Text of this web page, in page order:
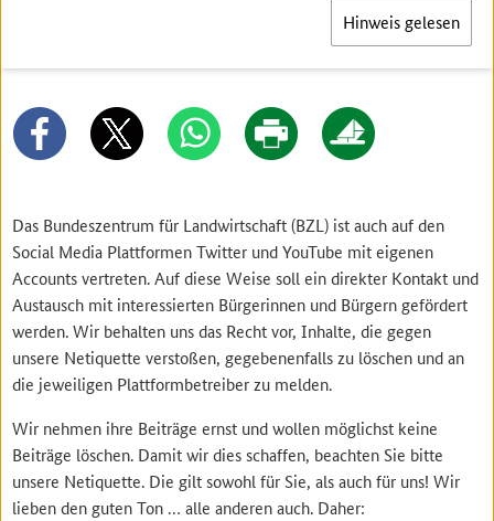
Das Bundeszentrum für Landwirtschaft (BZL) ist auch auf den
Social Media Plattformen Twitter und YouTube mit eigenen
Accounts vertreten. Auf diese Weise soll ein direkter Kontakt und
Austausch mit interessierten Bürgerinnen und Bürgern gefördert
werden. Wir behalten uns das Recht vor, Inhalte, die gegen
unsere Netiquette verstoßen, gegebenenfalls zu löschen und an
die jeweiligen Plattformbetreiber zu melden.
Wir nehmen ihre Beiträge ernst und wollen möglichst keine
Beiträge löschen. Damit wir dies schaffen, beachten Sie bitte
unsere Netiquette. Die gilt sowohl für Sie, als auch für uns! Wir
lieben den guten Ton … alle anderen auch. Daher:
Hinweis gelesen